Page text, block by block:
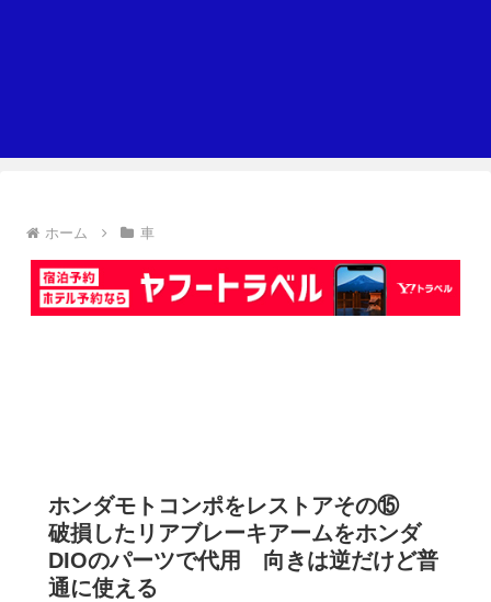
ホーム 車
ホンダモトコンポをレストアその⑮
破損したリアブレーキアームをホンダ
DIOのパーツで代用 向きは逆だけど普
通に使える